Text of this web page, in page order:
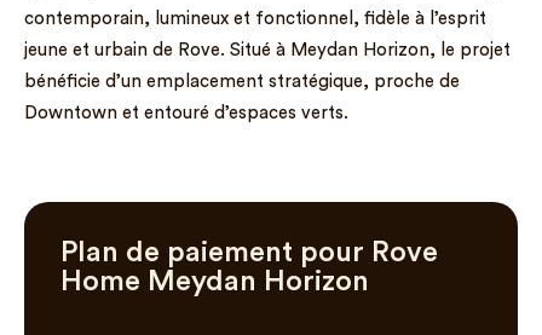
contemporain, lumineux et fonctionnel, fidèle à l’esprit
jeune et urbain de Rove. Situé à Meydan Horizon, le projet
bénéficie d’un emplacement stratégique, proche de
Downtown et entouré d’espaces verts.
Plan de paiement pour Rove
Home Meydan Horizon